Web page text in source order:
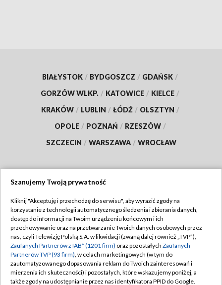
BIAŁYSTOK / BYDGOSZCZ / GDAŃSK /
GORZÓW WLKP. / KATOWICE / KIELCE /
KRAKÓW / LUBLIN / ŁÓDŹ / OLSZTYN /
OPOLE / POZNAŃ / RZESZÓW /
SZCZECIN / WARSZAWA / WROCŁAW
TVP
Abonament TVP
Emisja w TVP
Centrum informacji TVP
Naziemna Telewizja Cyfrowa
Regulamin TVP
Polityka prywatności
Moje zgody
Pomoc
Szanujemy Twoją prywatność
Kliknij "Akceptuję i przechodzę do serwisu", aby wyrazić zgody na
korzystanie z technologii automatycznego śledzenia i zbierania danych,
dostęp do informacji na Twoim urządzeniu końcowym i ich
przechowywanie oraz na przetwarzanie Twoich danych osobowych przez
nas, czyli Telewizję Polską S.A. w likwidacji (zwaną dalej również „TVP”),
Zaufanych Partnerów z IAB* (1201 firm) oraz pozostałych Zaufanych
Partnerów TVP (93 firm), w celach marketingowych (w tym do
zautomatyzowanego dopasowania reklam do Twoich zainteresowań i
mierzenia ich skuteczności) i pozostałych, które wskazujemy poniżej, a
także zgody na udostępnianie przez nas identyfikatora PPID do Google.